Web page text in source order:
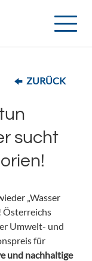
Toggle
ZURÜCK
sucht
„Wasser
Österreichs
Umwelt- und
für
und nachhaltige